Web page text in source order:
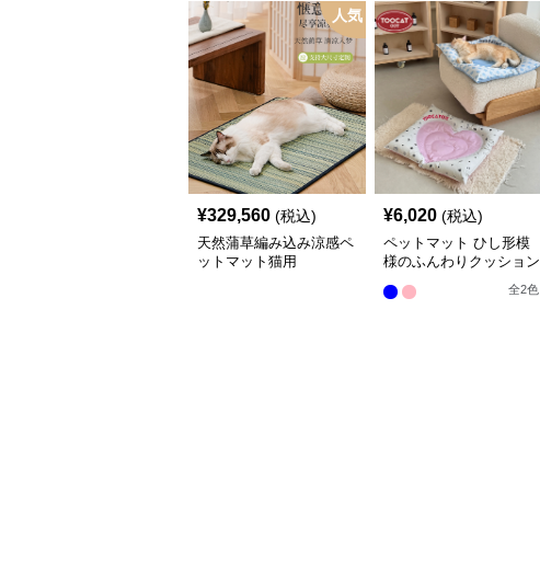
人気
¥329,560 (税込)
天然蒲草編み込み涼感ペ
ットマット猫用
¥6,020 (税込)
ペットマット ひし形模
様のふんわりクッション
全2色